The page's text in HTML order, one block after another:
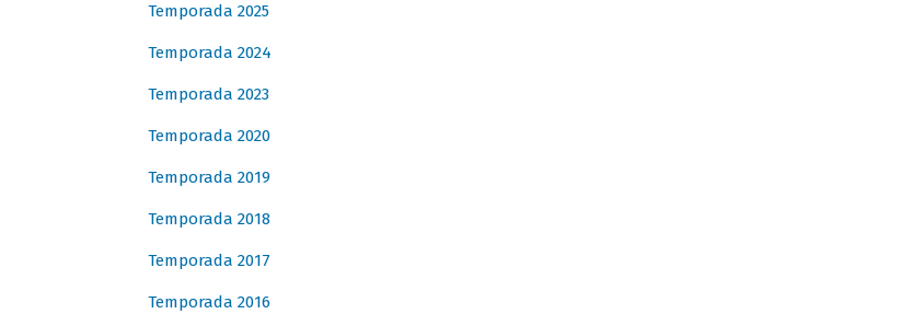
Temporada 2025
Temporada 2024
Temporada 2023
Temporada 2020
Temporada 2019
Temporada 2018
Temporada 2017
Temporada 2016